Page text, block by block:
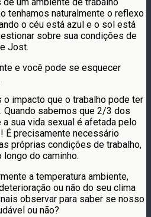
tenhamos naturalmente o reflexo
o céu está azul e o sol está
sobre sua condições de
Jost.
e você pode se esquecer
o impacto que o trabalho pode ter
sabemos que 2/3 dos
sua vida sexual é afetada pelo
É precisamente necessário
próprias condições de trabalho,
do caminho.
a temperatura ambiente,
ou não do seu clima
observar para saber se nosso
ou não?